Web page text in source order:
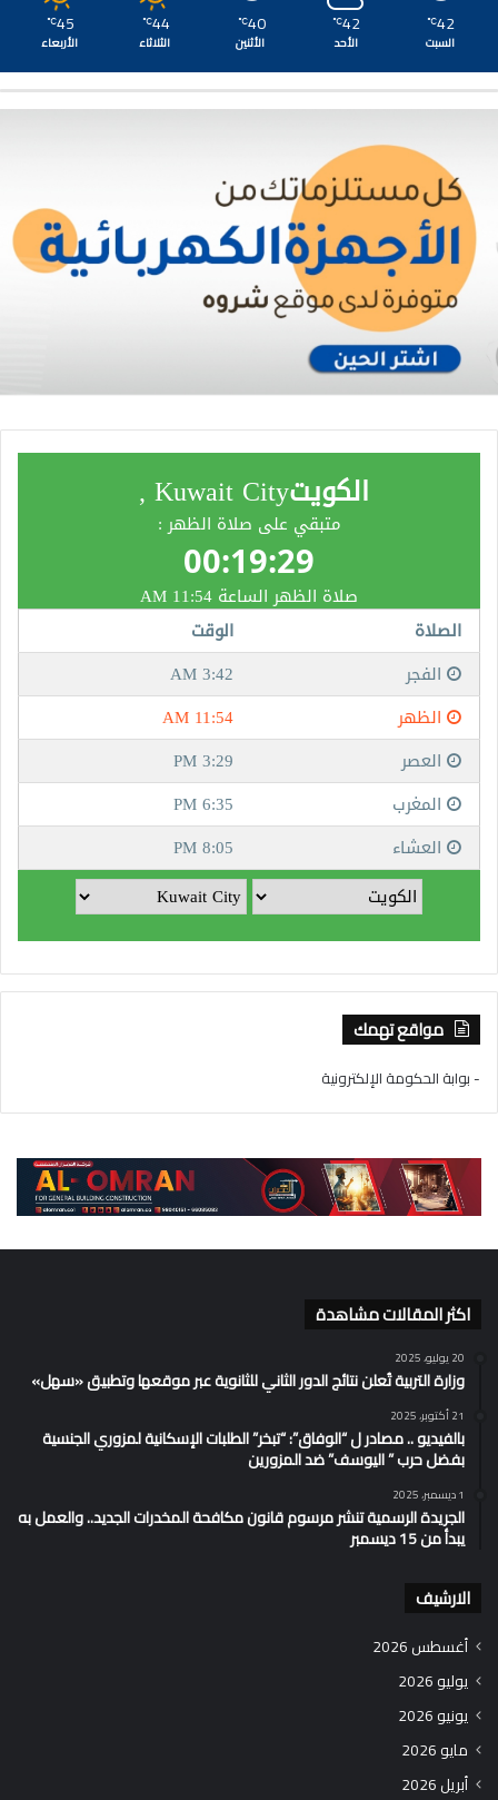
42
℃
السبت
42
℃
الأحد
40
℃
الأثنين
44
℃
الثلاثاء
45
℃
الأربعاء
مواقع تهمك
- بوابة الحكومة الإلكترونية
اكثر المقالات مشاهدة
20 يوليو، 2025
وزارة التربية تُعلن نتائج الدور الثاني للثانوية عبر موقعها وتطبيق «سهل»
21 أكتوبر، 2025
بالفيديو .. مصادر ل “الوفاق”: “تبخر” الطلبات الإسكانية لمزوري الجنسية
بفضل حرب ” اليوسف” ضد المزورين
1 ديسمبر، 2025
الجريدة الرسمية تنشر مرسوم قانون مكافحة المخدرات الجديد.. والعمل به
يبدأ من 15 ديسمبر
الارشيف
أغسطس 2026
يوليو 2026
يونيو 2026
مايو 2026
أبريل 2026